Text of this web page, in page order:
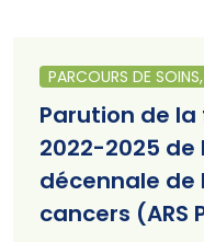
PARCOURS DE
Parution de la
2022-2025
décennale
cancers (ARS